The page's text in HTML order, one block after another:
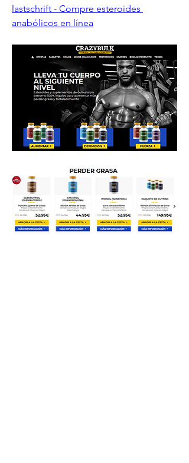
lastschrift - Compre esteroides
anabólicos en línea